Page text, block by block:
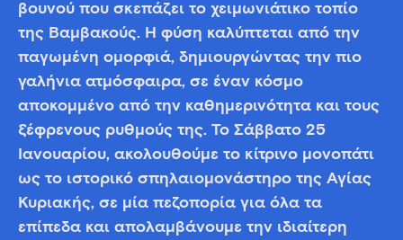
βουνού που σκεπάζει το χειμωνιάτικο τοπίο
της Βαμβακούς. Η φύση καλύπτεται από την
παγωμένη ομορφιά, δημιουργώντας την πιο
γαλήνια ατμόσφαιρα, σε έναν κόσμο
αποκομμένο από την καθημερινότητα και τους
ξέφρενους ρυθμούς της. Το Σάββατο 25
Ιανουαρίου, ακολουθούμε το κίτρινο μονοπάτι
ως το ιστορικό σπηλαιομονάστηρο της Αγίας
Κυριακής, σε μία πεζοπορία για όλα τα
επίπεδα και απολαμβάνουμε την ιδιαίτερη